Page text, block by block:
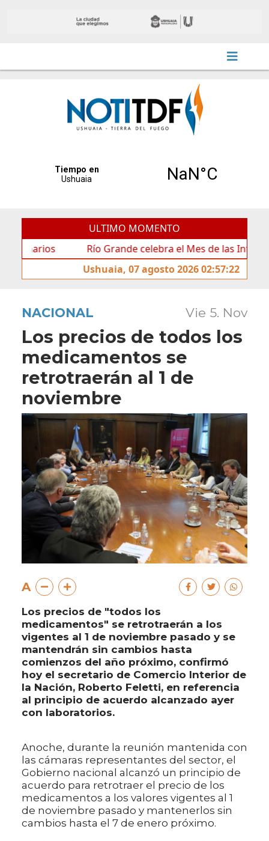
ULTIMO MOMENTO
Río Grande celebra el Mes de las Infancias con
Ushuaia, 07 agosto 2026 02:57:22
NACIONAL Vie 5. Nov
Los precios de todos los
medicamentos se
retrotraerán al 1 de
noviembre
A
Los precios de "todos los
medicamentos" se retrotraerán a los
vigentes al 1 de noviembre pasado y se
mantendrán sin cambios hasta
comienzos del año próximo, confirmó
hoy el secretario de Comercio Interior de
la Nación, Roberto Feletti, en referencia
al principio de acuerdo alcanzado ayer
con laboratorios.
Anoche, durante la reunión mantenida con
las cámaras representantes del sector, el
Gobierno nacional alcanzó un principio de
acuerdo para retrotraer el precio de los
medicamentos a los valores vigentes al 1
de noviembre pasado y mantenerlos sin
cambios hasta el 7 de enero próximo.